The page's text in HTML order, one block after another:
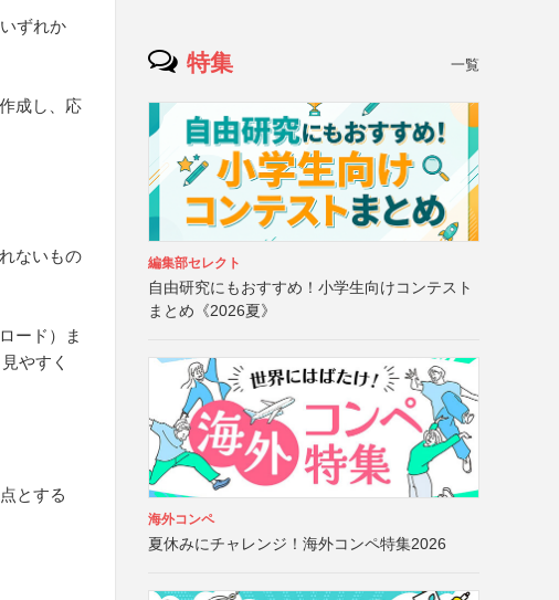
ずれか
成し、応
ないもの
ード）ま
やすく
とする
特集 一覧
編集部セレクト
自由研究にもおすすめ！小学生向けコンテスト
まとめ《2026夏》
海外コンペ
夏休みにチャレンジ！海外コンペ特集2026